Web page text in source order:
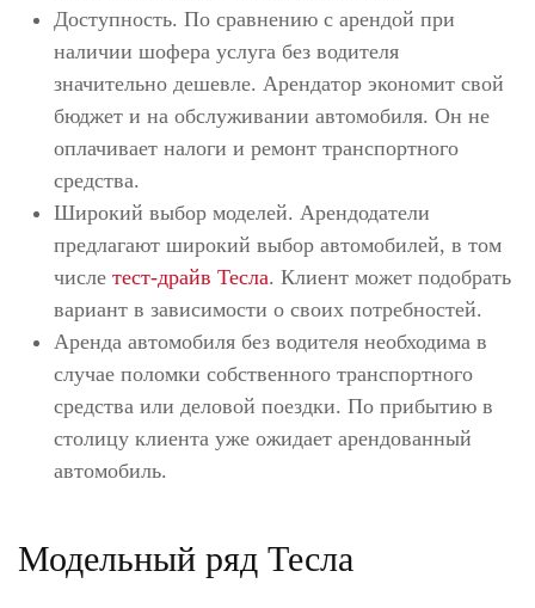
Доступность. По сравнению с арендой при
наличии шофера услуга без водителя
значительно дешевле. Арендатор экономит свой
бюджет и на обслуживании автомобиля. Он не
оплачивает налоги и ремонт транспортного
средства.
Широкий выбор моделей. Арендодатели
предлагают широкий выбор автомобилей, в том
числе тест-драйв Тесла. Клиент может подобрать
вариант в зависимости о своих потребностей.
Аренда автомобиля без водителя необходима в
случае поломки собственного транспортного
средства или деловой поездки. По прибытию в
столицу клиента уже ожидает арендованный
автомобиль.
Модельный ряд Тесла